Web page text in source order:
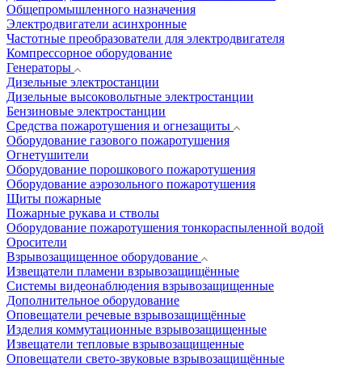
Общепромышленного назначения
Электродвигатели асинхронные
Частотные преобразователи для электродвигателя
Компрессорное оборудование
Генераторы
Дизельные электростанции
Дизельные высоковольтные электростанции
Бензиновые электростанции
Средства пожаротушения и огнезащиты
Оборудование газового пожаротушения
Огнетушители
Оборудование порошкового пожаротушения
Оборудование аэрозольного пожаротушения
Щиты пожарные
Пожарные рукава и стволы
Оборудование пожаротушения тонкораспыленной водой
Оросители
Взрывозащищенное оборудование
Извещатели пламени взрывозащищённые
Системы видеонаблюдения взрывозащищенные
Дополнительное оборудование
Оповещатели речевые взрывозащищённые
Изделия коммутационные взрывозащищенные
Извещатели тепловые взрывозащищенные
Оповещатели свето-звуковые взрывозащищённые